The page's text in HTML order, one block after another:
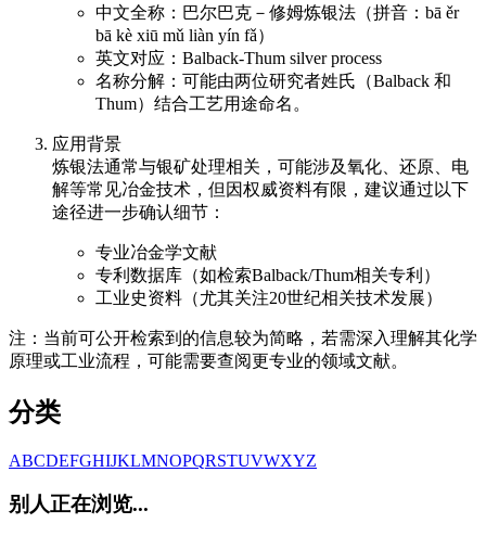
中文全称：巴尔巴克－修姆炼银法（拼音：bā ěr
bā kè xiū mǔ liàn yín fǎ）
英文对应：Balback-Thum silver process
名称分解：可能由两位研究者姓氏（Balback 和
Thum）结合工艺用途命名。
应用背景
炼银法通常与银矿处理相关，可能涉及氧化、还原、电
解等常见冶金技术，但因权威资料有限，建议通过以下
途径进一步确认细节：
专业冶金学文献
专利数据库（如检索Balback/Thum相关专利）
工业史资料（尤其关注20世纪相关技术发展）
注：当前可公开检索到的信息较为简略，若需深入理解其化学
原理或工业流程，可能需要查阅更专业的领域文献。
分类
ABCDEFGHIJKLMNOPQRSTUVWXYZ
别人正在浏览...